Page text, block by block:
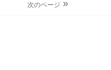
次のページ